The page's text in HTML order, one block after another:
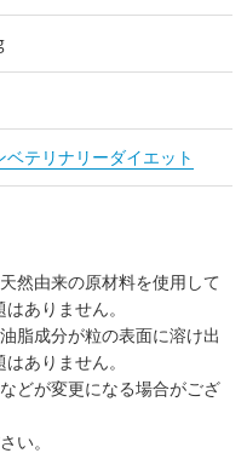
ベテリナリーダイエット
然由来の原材料を使用して
ありません。
脂成分が粒の表面に溶け出
ありません。
どが変更になる場合がござ
い。